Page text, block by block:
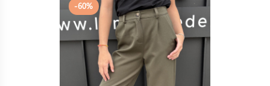
-60%